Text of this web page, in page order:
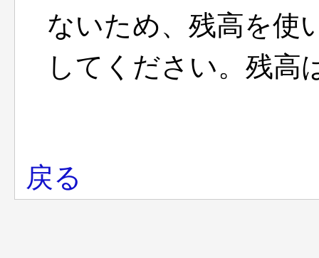
ないため、残高を使
してください。残高
戻る